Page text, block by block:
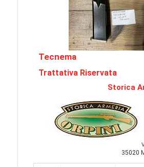
Tecnema
Trattativa Riservata
Storica
35020